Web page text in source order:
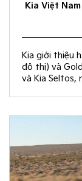
Kia Việt
Kia giới thiệu
đô thị) và
và Kia Seltos,